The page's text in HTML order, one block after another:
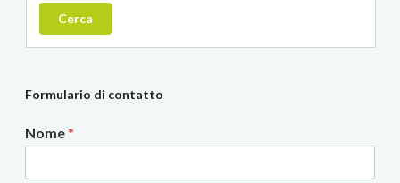
Cerca
Formulario di contatto
Nome*